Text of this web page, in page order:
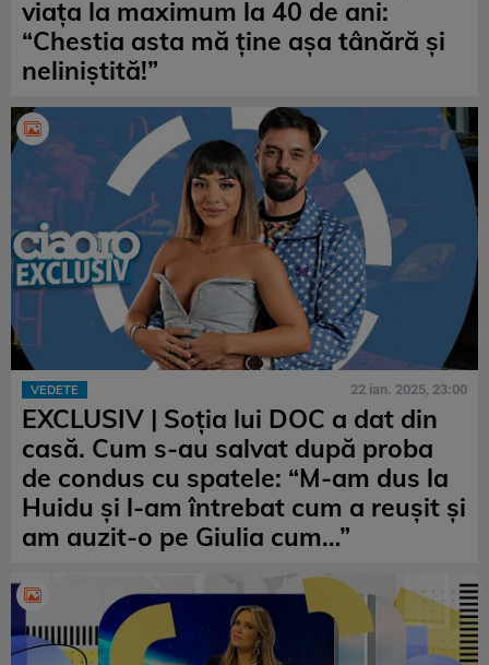
viața la maximum la 40 de ani:
“Chestia asta mă ține așa tânără și
neliniștită!”
VEDETE 22 ian. 2025, 23:00
EXCLUSIV | Soția lui DOC a dat din
casă. Cum s-au salvat după proba
de condus cu spatele: “M-am dus la
Huidu și l-am întrebat cum a reușit și
am auzit-o pe Giulia cum…”